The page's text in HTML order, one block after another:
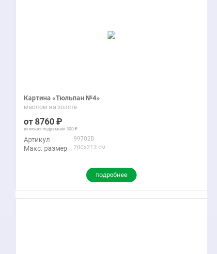
Картина «Тюльпан №4»
маслом на холсте
8760
включая подрамник 500
Артикул 99702D
Макс. размер 200x213 см
подробнее